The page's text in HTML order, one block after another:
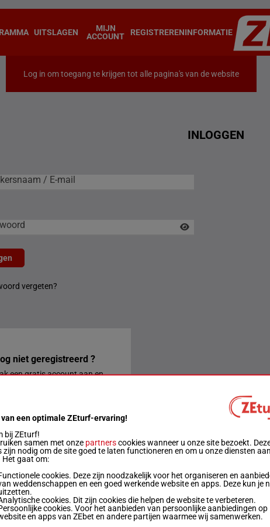
UITSLAGEN
MIJN
ACCOUNT
REGISTRERENINFORMATIE
Log in om toegang te krijgen tot alle pagina's van de website
INLOGGEN
/ E-mail
vergeten?
niet geregistreerd ?
een gratis account aan en
CONTACT MET ONS OP
een optimale ZEturf-ervaring!
bij ZEturf!
samen met onze partnerscookies wanneer u onze site bezoekt.
zijn nodig om de site goed te laten functioneren en om u onze diensten
Het gaat om:
cookies. Deze zijn noodzakelijk voor het organiseren en
weddenschappen en een goed werkende website en apps. Deze kun je
cookies. Dit zijn cookies die helpen de website te verbeteren.
cookies. Voor het aanbieden van persoonlijke aanbiedingen op
en apps van ZEbet en andere partijen waarmee wij samenwerken.